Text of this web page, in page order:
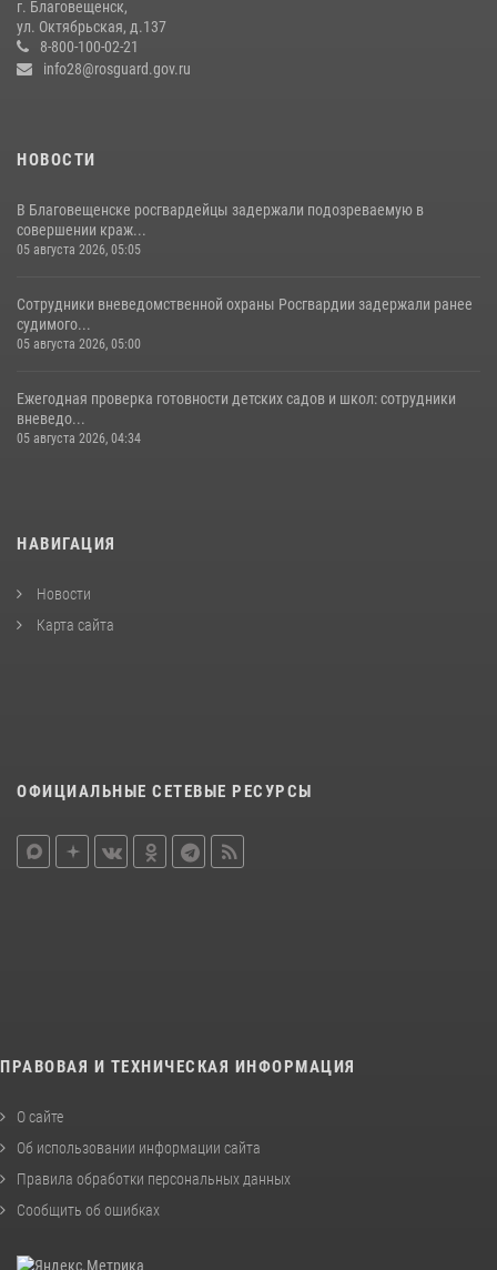
23 июля 2026, 07:49
г. Благовещенск,
ул. Октябрьская, д.137
8-800-100-02-21
info28@rosguard.gov.ru
НОВОСТИ
В Благовещенске росгвардейцы задержали подозреваемую в
совершении краж...
05 августа 2026, 05:05
Сотрудники вневедомственной охраны Росгвардии задержали ранее
судимого...
05 августа 2026, 05:00
Ежегодная проверка готовности детских садов и школ: сотрудники
вневедо...
05 августа 2026, 04:34
НАВИГАЦИЯ
Новости
Карта сайта
ОФИЦИАЛЬНЫЕ СЕТЕВЫЕ РЕСУРСЫ
ПРАВОВАЯ И ТЕХНИЧЕСКАЯ ИНФОРМАЦИЯ
О сайте
Об использовании информации сайта
Правила обработки персональных данных
Сообщить об ошибках